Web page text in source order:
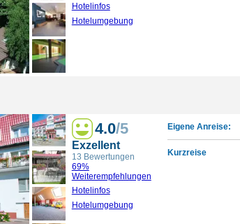
Hotelinfos
Hotelumgebung
4.0/5
Exzellent
13 Bewertungen
69%
Weiterempfehlungen
Hotelinfos
Hotelumgebung
Eigene Anreise:
Kurzreise